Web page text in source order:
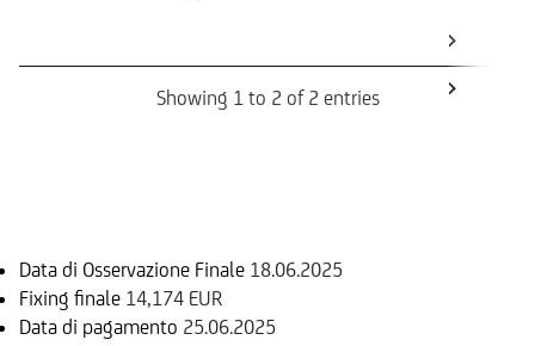
Showing 1 to 2 of 2 entries
Data di Osservazione Finale 18.06.2025
Fixing finale 14,174 EUR
Data di pagamento 25.06.2025